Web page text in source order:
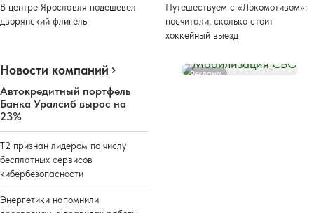
В центре Ярославля подешевел
дворянский флигель
Путешествуем с «Локомотивом»:
посчитали, сколько стоит
хоккейный выезд
Новости компаний
Автокредитный портфель
Банка Уралсиб вырос на
23%
Т2 признан лидером по числу
бесплатных сервисов
кибербезопасности
Энергетики напомнили
Реклама